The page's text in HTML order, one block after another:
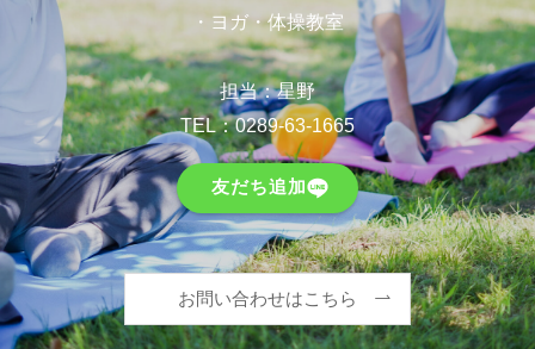
・ヨガ・体操教室
担当：星野
TEL：0289-63-1665
友だち追加
お問い合わせはこちら